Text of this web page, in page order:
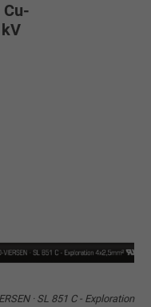
· SL 851 C - Exploration